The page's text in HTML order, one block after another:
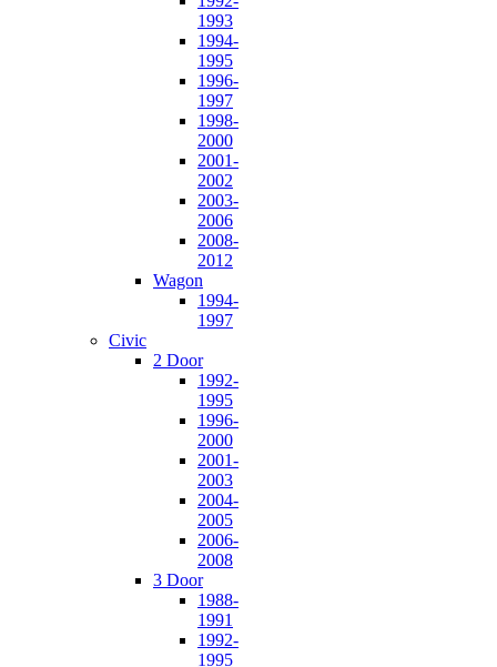
1993
1994-
1995
1996-
1997
1998-
2000
2001-
2002
2003-
2006
2008-
2012
Wagon
1994-
1997
Civic
2 Door
1992-
1995
1996-
2000
2001-
2003
2004-
2005
2006-
2008
3 Door
1988-
1991
1992-
1995